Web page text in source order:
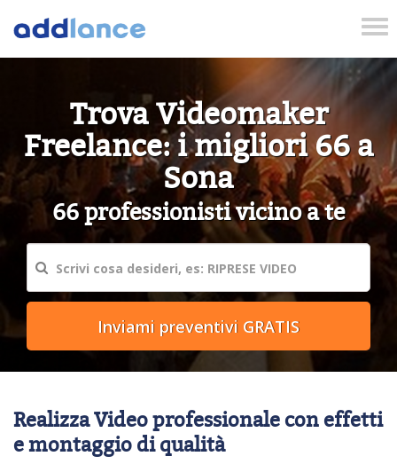
Trova Videomaker
Freelance: i migliori 66 a
Sona
66 professionisti vicino a te
Realizza Video professionale con effetti
e montaggio di qualità